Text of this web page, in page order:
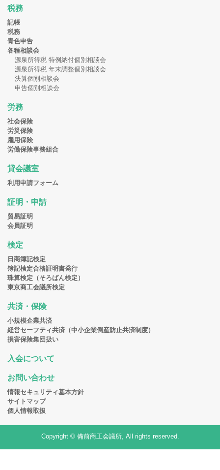
税務
記帳
税務
青色申告
各種相談会
源泉所得税 特例納付個別相談会
源泉所得税 年末調整個別相談会
決算個別相談会
申告個別相談会
労務
社会保険
労災保険
雇用保険
労働保険事務組合
貸会議室
利用申請フォーム
証明・申請
貿易証明
会員証明
検定
日商簿記検定
簿記検定合格証明書発行
珠算検定（そろばん検定）
東京商工会議所検定
共済・保険
小規模企業共済
経営セーフティ共済（中小企業倒産防止共済制度）
損害保険集団扱い
入会について
お問い合わせ
情報セキュリティ基本方針
サイトマップ
個人情報取扱
Copyright © 備前商工会議所, All rights reserved.